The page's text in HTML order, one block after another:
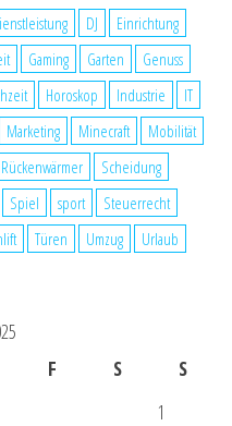
DJ
Einrichtung
Gaming Garten
Genuss
Horoskop Industrie
IT
Marketing Minecraft
Mobilität
Rückenwärmer
Scheidung
Spiel sport
Steuerrecht
Türen Umzug
Urlaub
F S
S
1